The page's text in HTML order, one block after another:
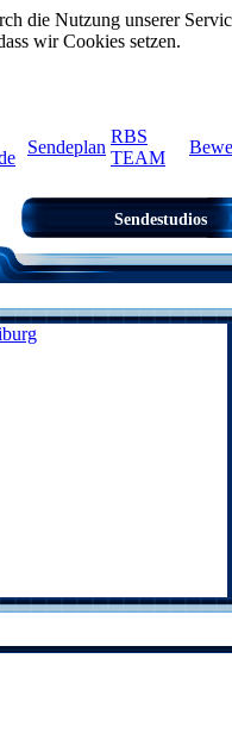
die Nutzung unserer
wir Cookies setzen.
Sendeplan
RBS
TEAM
Sendestudios